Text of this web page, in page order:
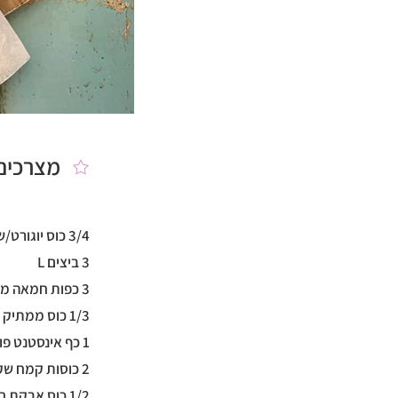
3/4 כוס יוגורט/שמנת חמוצה
3 ביצים L
3 כפות חמאה מומסת
1/3 כוס ממתיק פחות כף
1 כף אינסטנט פודינג וניל ללת״ס
2 כוסות קמח שקדים